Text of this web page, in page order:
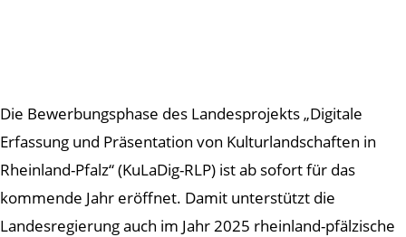
Die Bewerbungsphase des Landesprojekts „Digitale
Erfassung und Präsentation von Kulturlandschaften in
Rheinland-Pfalz“ (KuLaDig-RLP) ist ab sofort für das
kommende Jahr eröffnet. Damit unterstützt die
Landesregierung auch im Jahr 2025 rheinland-pfälzische